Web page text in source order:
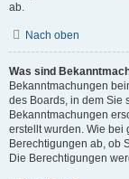
ab.
Nach oben
Was sind
Bekanntmachungen
des Boards, in dem Sie
Bekanntmachungen
erstellt wurden. Wie bei
Berechtigungen ab, ob
Die Berechtigungen